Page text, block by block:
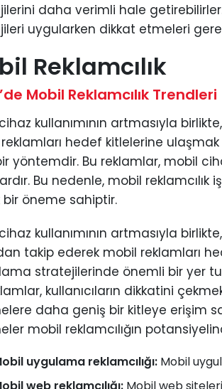
daha verimli hale
uygularken dikkat etmeleri
Reklamcılık
Mobil Reklamcılık Trendleri
kullanımının artmasıyla
hedef kitlelerine
yöntemdir. Bu reklamlar, mobil
Bu nedenle, mobil
bir öneme sahiptir.
kullanımının artmasıyla
takip ederek mobil reklamları
stratejilerinde önemli bir yer
kullanıcıların dikkatini
daha geniş bir kitleye erişim
mobil reklamcılığın
uygulama reklamcılığı:Mobil
web reklamcılığı:Mobil web